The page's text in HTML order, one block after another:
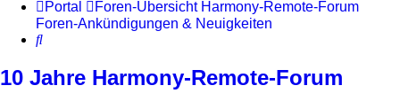
Portal Foren-Übersicht Harmony-Remote-Forum
Foren-Ankündigungen & Neuigkeiten
Suche
10 Jahre Harmony-Remote-Forum